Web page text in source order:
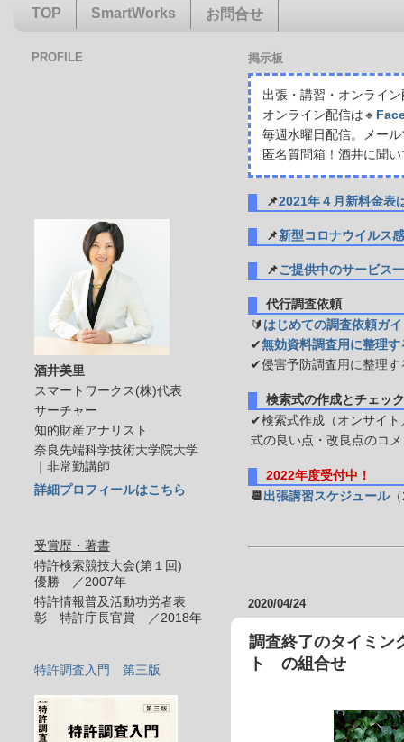
TOP SmartWorks お問合せ
掲示板
出張・講習・オンライ
オンライン配信は🔹
毎週水曜日配信。メー
匿名質問箱！酒井に聞
📌2021年４月新料金表
📌新型コロナウイルス
📌ご提供中のサービス
代行調査依頼
🔰 はじめての調査依頼ガ
✔無効資料調査用に整理
✔侵害予防調査用に整理す
検索式の作成とチェック
✔検索式作成（オンサイト
式の良い点・改良点のコ
2022年度受付中！
📆 出張講習スケジュール
2020/04/24
調査終了のタイミ
ト の組合せ
PROFILE
酒井美里
スマートワークス(株)代表
サーチャー
知的財産アナリスト
奈良先端科学技術大学院大学
｜非常勤講師
詳細プロフィールはこちら
受賞歴・著書
特許検索競技大会(第１回)
優勝 ／2007年
特許情報普及活動功労者表
彰 特許庁長官賞 ／2018年
特許調査入門 第三版